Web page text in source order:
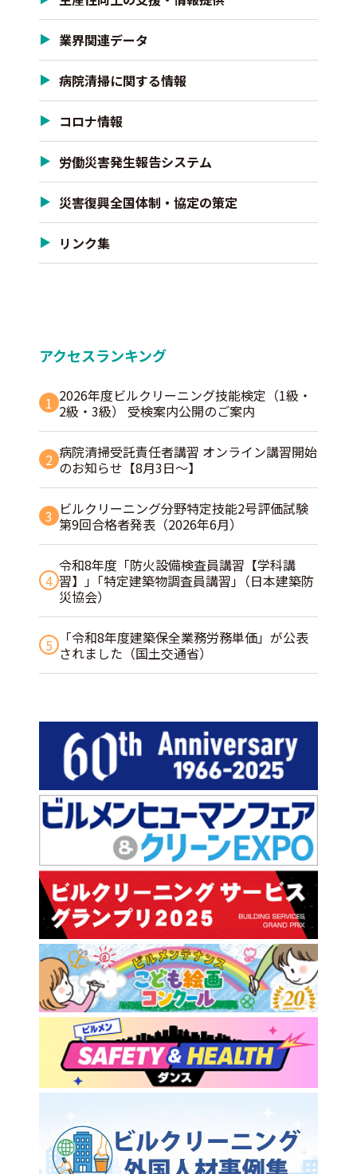
業界関連データ
病院清掃に関する情報
コロナ情報
労働災害発生報告システム
災害復興全国体制・協定の策定
リンク集
アクセスランキング
1 2026年度ビルクリーニング技能検定（1級・
2級・3級） 受検案内公開のご案内
2 病院清掃受託責任者講習 オンライン講習開始
のお知らせ【8月3日～】
3 ビルクリーニング分野特定技能2号評価試験
第9回合格者発表（2026年6月）
4
令和8年度「防火設備検査員講習【学科講
習】」｢特定建築物調査員講習｣（日本建築防
災協会）
5
「令和8年度建築保全業務労務単価」が公表
されました（国土交通省）